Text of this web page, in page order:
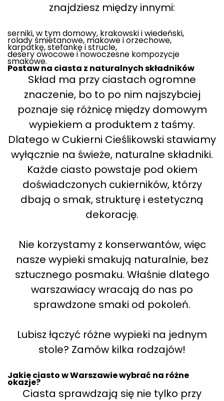
znajdziesz między innymi:
serniki, w tym domowy, krakowski i wiedeński,
rolady śmietanowe, makowe i orzechowe,
karpatkę, stefankę i strucle,
desery owocowe i nowoczesne kompozycje
smakowe.
Postaw na ciasta z naturalnych składników
Skład ma przy ciastach ogromne
znaczenie, bo to po nim najszybciej
poznaje się różnicę między domowym
wypiekiem a produktem z taśmy.
Dlatego w Cukierni Cieślikowski stawiamy
wyłącznie na świeże, naturalne składniki.
Każde ciasto powstaje pod okiem
doświadczonych cukierników, którzy
dbają o smak, strukturę i estetyczną
dekorację.
Nie korzystamy z konserwantów, więc
nasze wypieki smakują naturalnie, bez
sztucznego posmaku. Właśnie dlatego
warszawiacy wracają do nas po
sprawdzone smaki od pokoleń.
Lubisz łączyć różne wypieki na jednym
stole? Zamów kilka rodzajów!
Jakie ciasto w Warszawie wybrać na różne
okazje?
Ciasta sprawdzają się nie tylko przy